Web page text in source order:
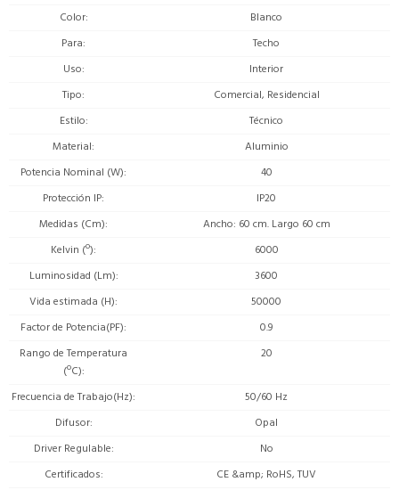
Color
Blanco
Para
Techo
Uso
Interior
Tipo
Comercial, Residencial
Estilo
Técnico
Material
Aluminio
Potencia Nominal (W)
40
Protección IP
IP20
Medidas (Cm)
Ancho: 60 cm. Largo 60 cm
Kelvin (º)
6000
Luminosidad (Lm)
3600
Vida estimada (H)
50000
Factor de Potencia(PF)
0.9
Rango de Temperatura
(ºC)
20
Frecuencia de Trabajo(Hz)
50/60 Hz
Difusor
Opal
Driver Regulable
No
Certificados
CE &amp; RoHS, TUV